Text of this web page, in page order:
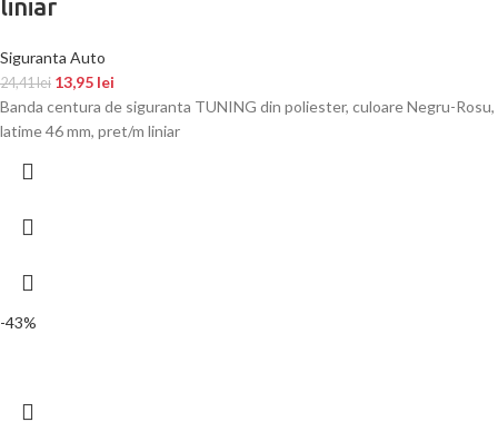
liniar
Siguranta Auto
24,41lei 13,95 lei
Banda centura de siguranta TUNING din poliester, culoare Negru-Rosu,
latime 46 mm, pret/m liniar
-43%